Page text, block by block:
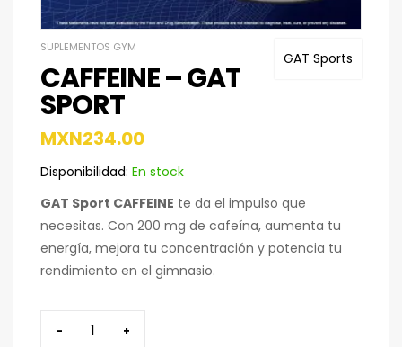
GAT Sports
SUPLEMENTOS GYM
CAFFEINE – GAT
SPORT
MXN234.00
Disponibilidad: En stock
GAT Sport CAFFEINE te da el impulso que
necesitas. Con 200 mg de cafeína, aumenta tu
energía, mejora tu concentración y potencia tu
rendimiento en el gimnasio.
- +